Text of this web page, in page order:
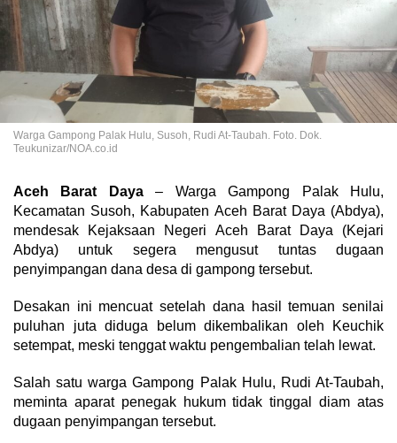
Warga Gampong Palak Hulu, Susoh, Rudi At-Taubah. Foto. Dok.
Teukunizar/NOA.co.id
Aceh Barat Daya– Warga Gampong Palak Hulu,
Kecamatan Susoh, Kabupaten Aceh Barat Daya (Abdya),
mendesak Kejaksaan Negeri Aceh Barat Daya (Kejari
Abdya) untuk segera mengusut tuntas dugaan
penyimpangan dana desa di gampong tersebut.
Desakan ini mencuat setelah dana hasil temuan senilai
puluhan juta diduga belum dikembalikan oleh Keuchik
setempat, meski tenggat waktu pengembalian telah lewat.
Salah satu warga Gampong Palak Hulu, Rudi At-Taubah,
meminta aparat penegak hukum tidak tinggal diam atas
dugaan penyimpangan tersebut.